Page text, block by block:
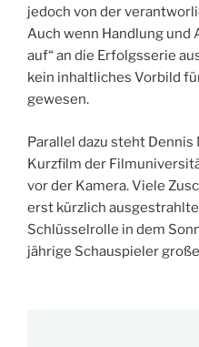
jedoch von der
Auch wenn Handlung und
auf“ an die Erfolgsserie
kein inhaltliches Vorbild
gewesen.
Parallel dazu steht
Kurzfilm der
vor der Kamera. Viele
erst kürzlich
Schlüsselrolle in dem
jährige Schauspieler